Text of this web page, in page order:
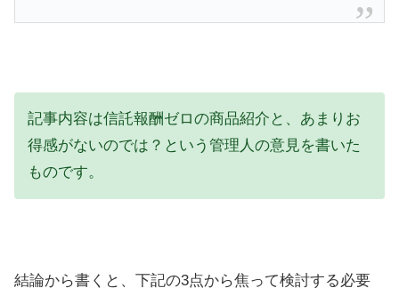
記事内容は信託報酬ゼロの商品紹介と、あまりお
得感がないのでは？という管理人の意見を書いた
ものです。
結論から書くと、下記の3点から焦って検討する必要